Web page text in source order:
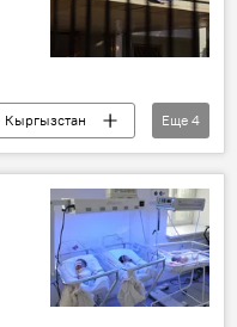
Кыргызстан
Еще 4